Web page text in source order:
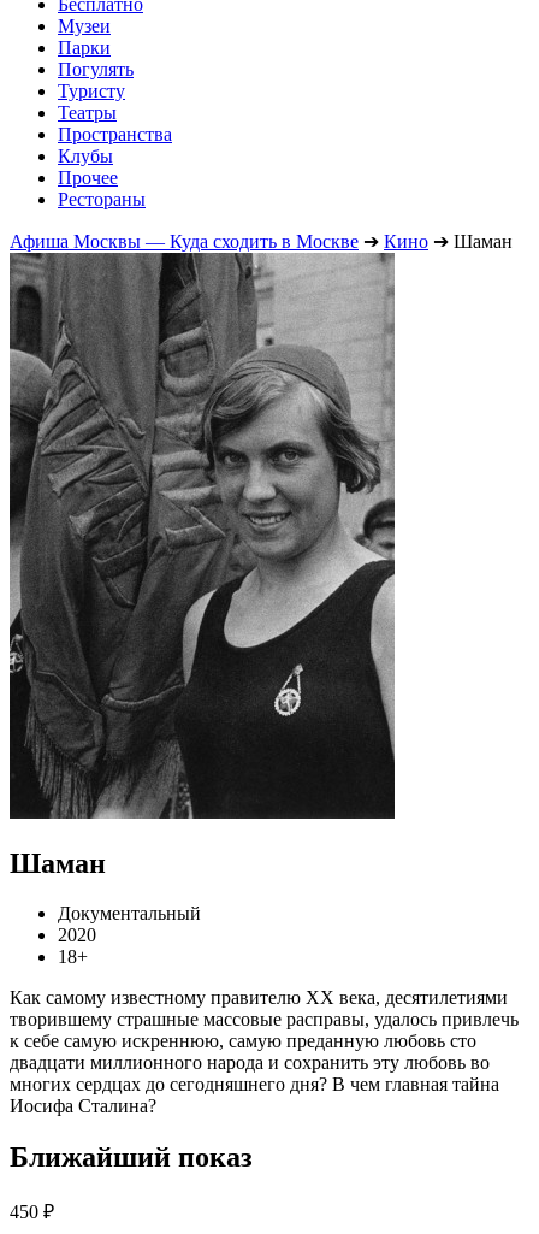
Музеи
Парки
Погулять
Туристу
Театры
Пространства
Клубы
Прочее
Рестораны
Афиша Москвы — Куда сходить в Москве ➔ Кино ➔ Шаман
Шаман
Документальный
2020
18+
Как самому известному правителю ХХ века, десятилетиями
творившему страшные массовые расправы, удалось привлечь
к себе самую искреннюю, самую преданную любовь сто
двадцати миллионного народа и сохранить эту любовь во
многих сердцах до сегодняшнего дня? В чем главная тайна
Иосифа Сталина?
Ближайший показ
450 ₽